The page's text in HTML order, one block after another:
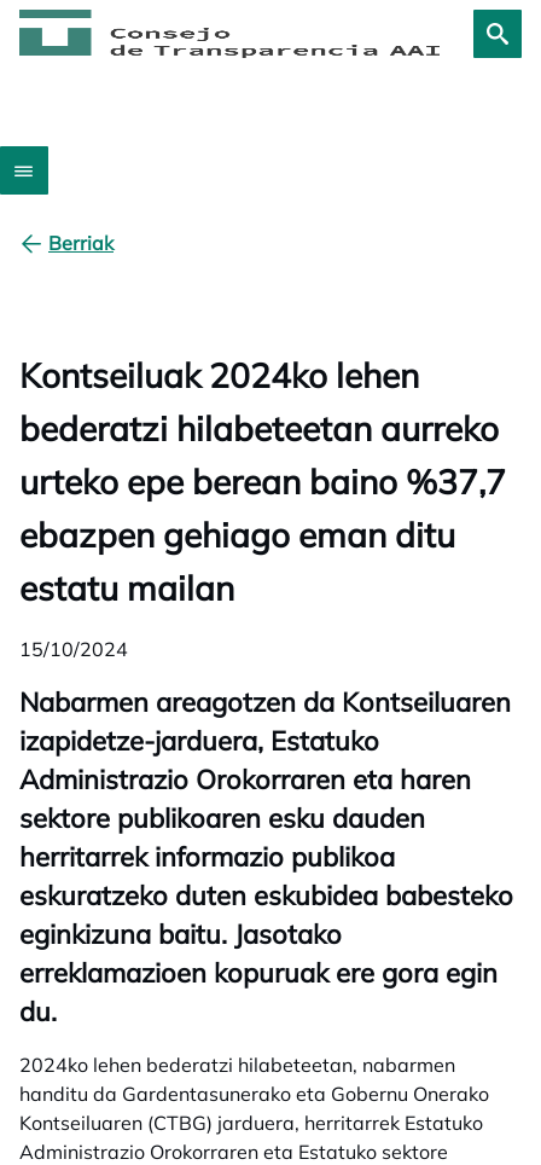
Berriak
Kontseiluak 2024ko lehen
bederatzi hilabeteetan aurreko
urteko epe berean baino %37,7
ebazpen gehiago eman ditu
estatu mailan
15/10/2024
Nabarmen areagotzen da Kontseiluaren
izapidetze-jarduera, Estatuko
Administrazio Orokorraren eta haren
sektore publikoaren esku dauden
herritarrek informazio publikoa
eskuratzeko duten eskubidea babesteko
eginkizuna baitu. Jasotako
erreklamazioen kopuruak ere gora egin
du.
2024ko lehen bederatzi hilabeteetan, nabarmen
handitu da Gardentasunerako eta Gobernu Onerako
Kontseiluaren (CTBG) jarduera, herritarrek Estatuko
Administrazio Orokorraren eta Estatuko sektore